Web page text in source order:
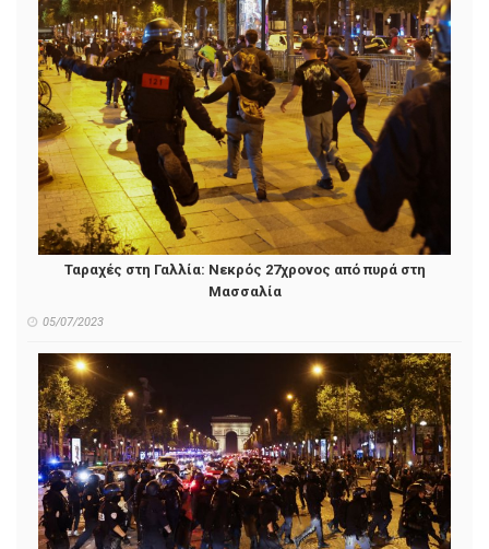
Ταραχές στη Γαλλία: Νεκρός 27χρονος από πυρά στη
Μασσαλία
05/07/2023